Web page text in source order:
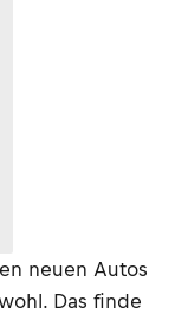
neuen Autos
Das finde